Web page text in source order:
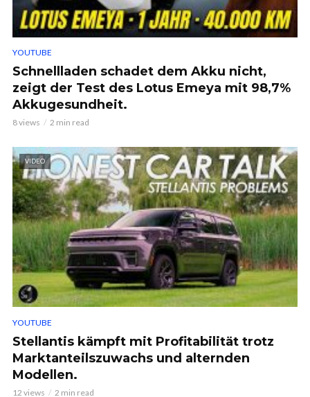
YOUTUBE
Schnellladen schadet dem Akku nicht,
zeigt der Test des Lotus Emeya mit 98,7%
Akkugesundheit.
8 views 2 min read
VIDEO
YOUTUBE
Stellantis kämpft mit Profitabilität trotz
Marktanteilszuwachs und alternden
Modellen.
12 views 2 min read